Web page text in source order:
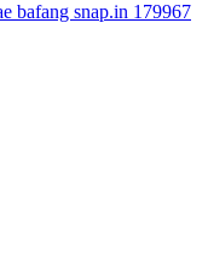
bafang snap.in 179967